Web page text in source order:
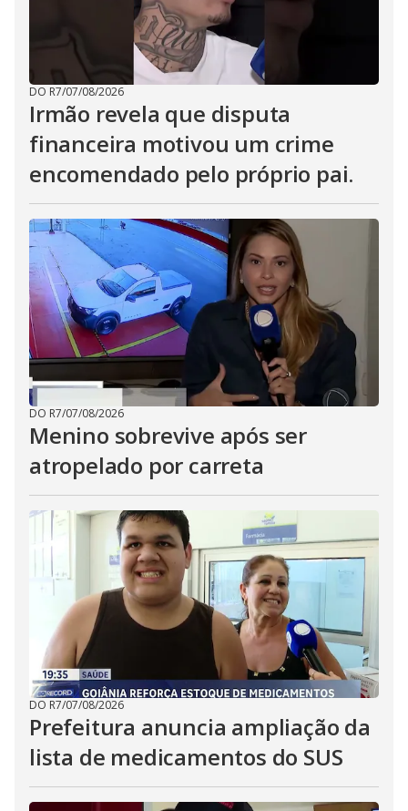
DO R7/07/08/2026
Irmão revela que disputa
financeira motivou um crime
encomendado pelo próprio pai.
DO R7/07/08/2026
Menino sobrevive após ser
atropelado por carreta
DO R7/07/08/2026
Prefeitura anuncia ampliação da
lista de medicamentos do SUS